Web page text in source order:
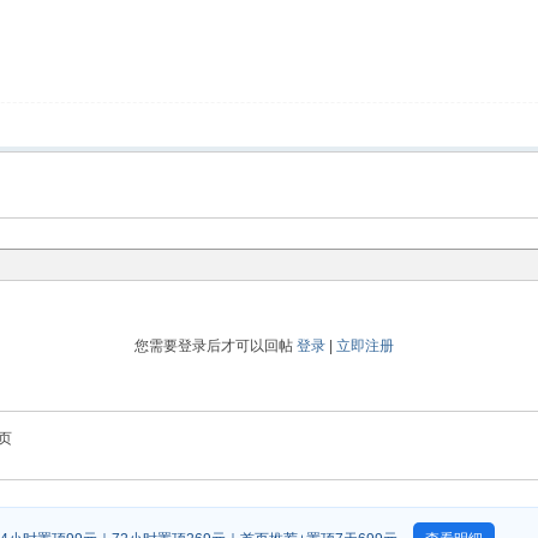
您需要登录后才可以回帖 登录| 立即注册